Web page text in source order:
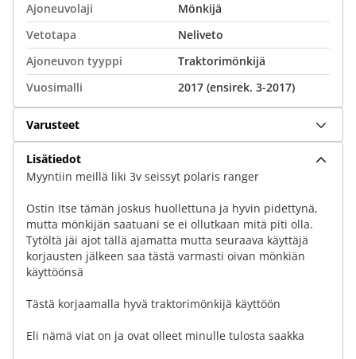
Ajoneuvolaji
Mönkijä
Vetotapa
Neliveto
Ajoneuvon tyyppi
Traktorimönkijä
Vuosimalli
2017 (ensirek. 3-2017)
Varusteet
Lisätiedot
Myyntiin meillä liki 3v seissyt polaris ranger
Ostin Itse tämän joskus huollettuna ja hyvin pidettynä,
mutta mönkijän saatuani se ei ollutkaan mitä piti olla.
Tytöltä jäi ajot tällä ajamatta mutta seuraava käyttäjä
korjausten jälkeen saa tästä varmasti oivan mönkiän
käyttöönsä
Tästä korjaamalla hyvä traktorimönkijä käyttöön
Eli nämä viat on ja ovat olleet minulle tulosta saakka